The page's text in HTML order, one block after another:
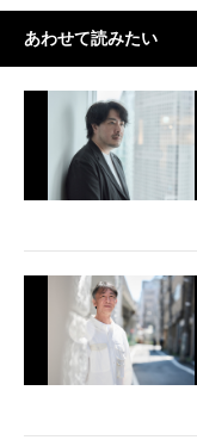
あわせて読みたい